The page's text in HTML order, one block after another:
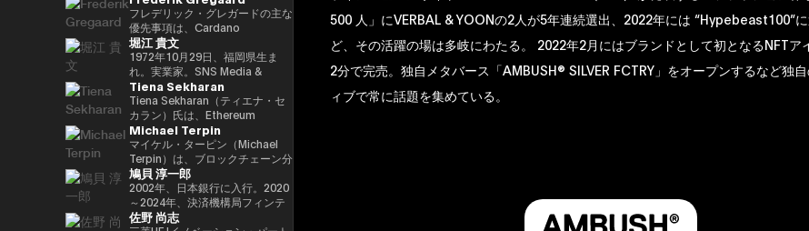
衆院選で94,530票を得て5期目当
選 令和6(2024)年 第50回衆院選
で89,899票を得て6期目当選
2025.05.01 現在 ※1 1993年4月
~2005年8月 大蔵省(現・財務省)
在職 1997年7月~1999年6月 外務
省出向(中近東第一課) 2000年7月
~2001年6月 金融庁 証券取引等監
視委員会 2001年7月~2002年6月
国税庁 大阪国税局総務課長 2002
年7月~2005年6月 内閣府出向(特
命担当大臣秘書専門官) 2005年7
月~2005年8月 財務省主計局主査
デジタル社会推進本部長。
のPLAYERS」「成田悠輔の聞か
れちゃいけない話」「walk」
「書く気がおきない」など。
最も著名かつ影響力のある人物の
一人として Forbes誌 の表紙を飾
りました。 また、Forbes「30
Under 30（コンシューマー・テ
クノロジー部門）」に複数回選出
されるなど、国際的に高い評価を
受けています。 2025年8月に
は、Blue Origin の NS-34ミッシ
ョン に搭乗し、世界で712人目の
宇宙飛行士として宇宙へ渡航しま
した。 その関心分野は、テクノ
ロジー、投資、アート、慈善活
動、ゲーム、そして宇宙探査に及
びます。
たことが特徴で、金融包摂とスマ
ートコントラクトの普及を目指し
ています。現在はInput Output
Global（IOG）のCEOとしてカ
ルダノの技術開発を主導していま
す。
ェーンおよびゲーム分野のリーダ
ー企業であり、世界中のゲーマー
やインターネット利用者にデジタ
ル上の財産権を提供することを使
命としています。これにより、新
たな資産クラス、Play-and-Earn
経済、そしてオープン・メタバー
スの構築に寄与する、より公平な
デジタルの枠組みの実現を目指し
ています。 Yat氏は1990年に
Atari Germanyでキャリアをスタ
ートさせました。1995年には香
港に移り、アジア初の無料ウェブ
ページおよび無料メールサービス
提供企業であるHong Kong
化や変換、質量への憧憬をモチー
フに作品を展開。筑波大学/東京
大学准教授、2025年日本国際博
覧会（大阪・関西万博）テーマ事
業プロデューサー。写真集「質量
への憧憬（amana・2019）」
NFT作品「Re-Digitalization of
Waves(foundation・2021)」な
ど。2016年PrixArsElectronica栄
誉賞 、EUよりSTARTSPrize受
賞、
2019SXSWCreativeExperienceARROWAwards
受賞。Apollo Magazine 40
UNDER 40 ART andTECH、
Asia Digital Art Award優秀賞、
フレデリック・グレガードの主な
優先事項は、Cardano
Foundation における導入戦略を
推進し、各ミッションの統合およ
び実行を主導するとともに、
Cardano を活用した包括的かつ
公平な成長を実現するための迅速
な価値創出を可能にすることで
す。 同財団に参画する以前は、
スイスおよびスカンジナビア諸国
において17年以上にわたり、プ
ロフェッショナルサービスおよび
金融業界に従事し、資本市場、デ
ジタル資産運用、プライベートバ
ンキング、トレーディング・イン
堀江 貴文
1972年10月29日、福岡県生ま
れ。実業家。SNS Media &
Consulting株式会社 ファウンダ
ー。 現在はロケット開発や、ア
プリのプロデュース、また予防医
療普及協会として予防医療を啓蒙
する等 様々な分野で活動する。
会員制オンラインサロン『堀江貴
文イノベーション大学校
（HIU）』では、700名近い会員
とともに多彩なプロジェクトを展
開している。
Tiena Sekharan
Tiena Sekharan（ティエナ・セ
カラン）氏は、Ethereum
Foundationのアジア太平洋
（APAC）地域におけるHead of
Institutionsを務めており、エン
タープライズ分野での導入推進を
通じてEthereumエコシステムの
発展をリードしています。 キャ
リアは伝統的な金融業界からスタ
Michael Terpin
マイケル・ターピン（Michael
Terpin）は、ブロックチェーン分
野の投資およびアドバイザリー会
社 Transform Ventures の創業者
兼CEOであり、また Supercycle
Genesis Partners, LP のCEO兼
鳩貝 淳一郎
2002年、日本銀行に入行。2020
～2024年、決済機構局フィンテ
ックグループ長。2024〜2025
佐野 尚志
500 人」にVERBAL & YOONの2人が5年連続選出、2022年には “Hypebeast100”
ど、その活躍の場は多岐にわたる。 2022年2月にはブランドとして初となるNFTア
2分で完売。独自メタバース「AMBUSH® SILVER FCTRY」をオープンするなど独
ィブで常に話題を集めている。